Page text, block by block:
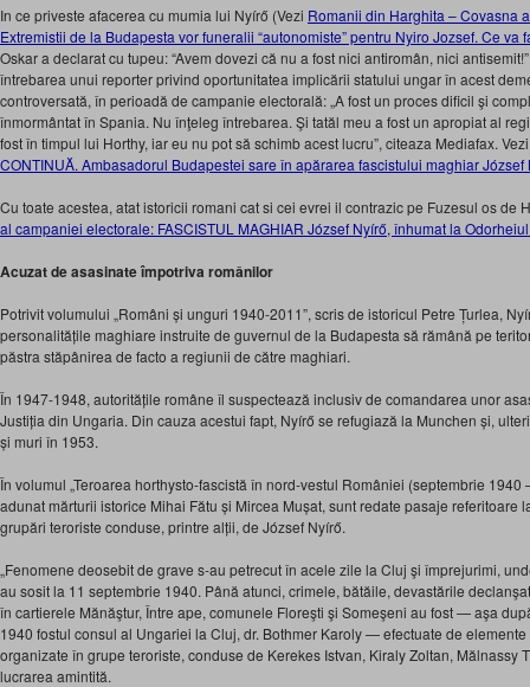
In ce priveste afacerea cu mumia lui Nyírő (Vezi Romanii din Harghita – Covasna
Extremistii de la Budapesta vor funeralii “autonomiste” pentru Nyiro Jozsef. Ce va
Oskar a declarat cu tupeu: “Avem dovezi că nu a fost nici antiromân, nici
întrebarea unui reporter privind oportunitatea implicării statului ungar în acest
controversată, în perioadă de campanie electorală: „A fost un proces dificil şi
înmormântat în Spania. Nu înţeleg întrebarea. Şi tatăl meu a fost un apropiat al
fost în timpul lui Horthy, iar eu nu pot să schimb acest lucru”, citeaza Mediafax.
CONTINUĂ. Ambasadorul Budapestei sare în apărarea fascistului maghiar József
Cu toate acestea, atat istoricii romani cat si cei evrei il contrazic pe Fuzesul os de
al campaniei electorale: FASCISTUL MAGHIAR József Nyírő, înhumat la
Acuzat de asasinate împotriva românilor
Potrivit volumului „Români și unguri 1940-2011”, scris de istoricul Petre Țurlea,
personalitățile maghiare instruite de guvernul de la Budapesta să rămână pe
păstra stăpânirea de facto a regiunii de către maghiari.
În 1947-1948, autoritățile române îl suspectează inclusiv de comandarea unor
Justiția din Ungaria. Din cauza acestui fapt, Nyírő se refugiază la Munchen și,
și muri în 1953.
În volumul „Teroarea horthysto-fascistă în nord-vestul României (septembrie 1940
adunat mărturii istorice Mihai Fătu și Mircea Mușat, sunt redate pasaje referitoare
grupări teroriste conduse, printre alții, de József Nyírő.
„Fenomene deosebit de grave s-au petrecut în acele zile la Cluj şi împrejurimi,
au sosit la 11 septembrie 1940. Până atunci, crimele, bătăile, devastările
în cartierele Mănăştur, Între ape, comunele Floreşti şi Someşeni au fost — aşa
1940 fostul consul al Ungariei la Cluj, dr. Bothmer Karoly — efectuate de
organizate în grupe teroriste, conduse de Kerekes Istvan, Kiraly Zoltan, Mălnassy
lucrarea amintită.